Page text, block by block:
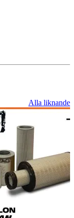
Alla liknande